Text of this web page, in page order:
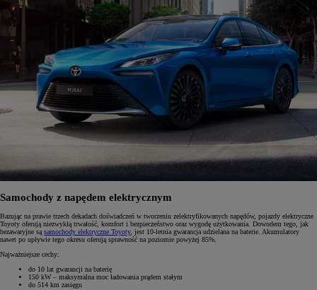
Samochody z napędem elektrycznym
Bazując na prawie trzech dekadach doświadczeń w tworzeniu zelektryfikowanych napędów, pojazdy elektryczne
Toyoty oferują niezwykłą trwałość, komfort i bezpieczeństwo oraz wygodę użytkowania. Dowodem tego, jak
bezawaryjne są samochody elektryczne Toyoty, jest 10-letnia gwarancja udzielana na baterie. Akumulatory
nawet po upływie tego okresu oferują sprawność na poziomie powyżej 85%.
Najważniejsze cechy:
do 10 lat gwarancji na baterię
150 kW – maksymalna moc ładowania prądem stałym
do 514 km zasięgu